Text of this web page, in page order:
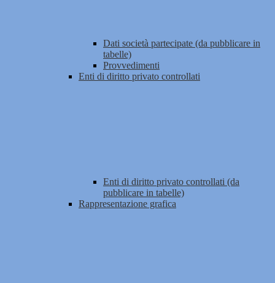
Dati società partecipate (da pubblicare in
tabelle)
Provvedimenti
Enti di diritto privato controllati
Enti di diritto privato controllati (da
pubblicare in tabelle)
Rappresentazione grafica